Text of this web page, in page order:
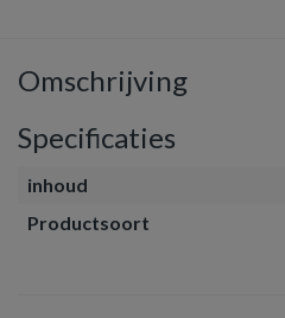
Omschrijving
Specificaties
inhoud
Productsoort